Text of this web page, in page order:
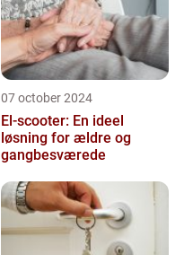
07 october 2024
El-scooter: En ideel
løsning for ældre og
gangbesværede